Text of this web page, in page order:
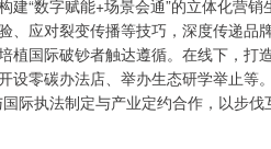
建“数字赋能+场景会通”的立体化营
应对裂变传播等技巧，深度传递品
植国际破钞者触达遵循。在线下，打
设零碳办法店、举办生态研学举止等
际执法制定与产业定约合作，以步